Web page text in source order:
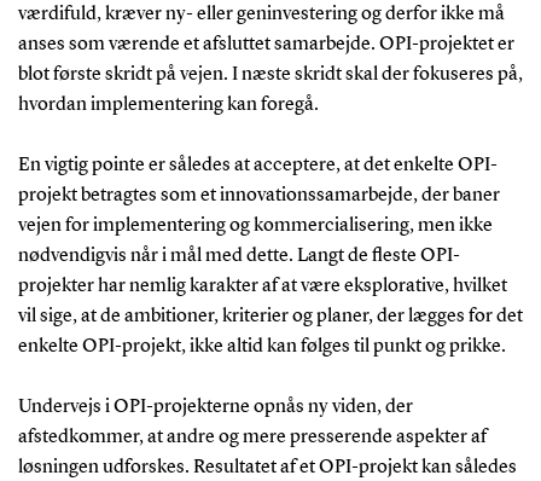
værdifuld, kræver ny- eller geninvestering og derfor ikke må
anses som værende et afsluttet samarbejde. OPI-projektet er
blot første skridt på vejen. I næste skridt skal der fokuseres på,
hvordan implementering kan foregå.
En vigtig pointe er således at acceptere, at det enkelte OPI-
projekt betragtes som et innovationssamarbejde, der baner
vejen for implementering og kommercialisering, men ikke
nødvendigvis når i mål med dette. Langt de fleste OPI-
projekter har nemlig karakter af at være eksplorative, hvilket
vil sige, at de ambitioner, kriterier og planer, der lægges for det
enkelte OPI-projekt, ikke altid kan følges til punkt og prikke.
Undervejs i OPI-projekterne opnås ny viden, der
afstedkommer, at andre og mere presserende aspekter af
løsningen udforskes. Resultatet af et OPI-projekt kan således